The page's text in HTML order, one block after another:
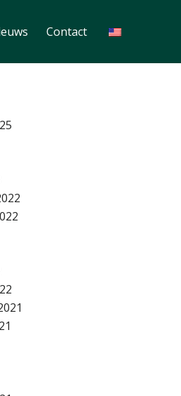
Contact